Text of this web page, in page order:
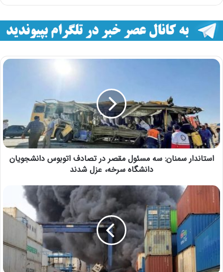
استاندار سمنان: سه مسئول مقصر در تصادف اتوبوس دانشجویان
دانشگاه سرخه، عزل شدند